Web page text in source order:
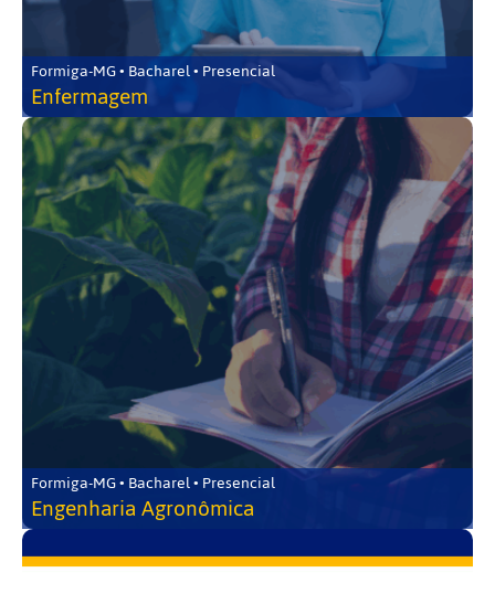
Formiga-MG • Bacharel • Presencial
Enfermagem
Formiga-MG • Bacharel • Presencial
Engenharia Agronômica